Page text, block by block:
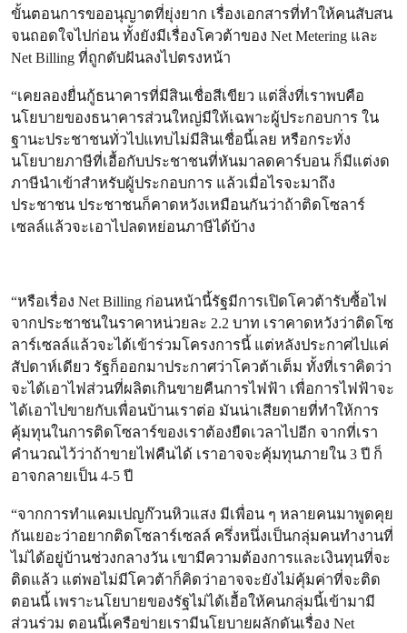
ขั้นตอนการขออนุญาตที่ยุ่งยาก เรื่องเอกสารที่ทำให้คนสับสน
จนถอดใจไปก่อน ทั้งยังมีเรื่องโควต้าของ Net Metering และ
Net Billing ที่ถูกดับฝันลงไปตรงหน้า
“เคยลองยื่นกู้ธนาคารที่มีสินเชื่อสีเขียว แต่สิ่งที่เราพบคือ
นโยบายของธนาคารส่วนใหญ่มีให้เฉพาะผู้ประกอบการ ใน
ฐานะประชาชนทั่วไปแทบไม่มีสินเชื่อนี้เลย หรือกระทั่ง
นโยบายภาษีที่เอื้อกับประชาชนที่หันมาลดคาร์บอน ก็มีแต่งด
ภาษีนำเข้าสำหรับผู้ประกอบการ แล้วเมื่อไรจะมาถึง
ประชาชน ประชาชนก็คาดหวังเหมือนกันว่าถ้าติดโซลาร์
เซลล์แล้วจะเอาไปลดหย่อนภาษีได้บ้าง
“หรือเรื่อง Net Billing ก่อนหน้านี้รัฐมีการเปิดโควต้ารับซื้อไฟ
จากประชาชนในราคาหน่วยละ 2.2 บาท เราคาดหวังว่าติดโซ
ลาร์เซลล์แล้วจะได้เข้าร่วมโครงการนี้ แต่หลังประกาศไปแค่
สัปดาห์เดียว รัฐก็ออกมาประกาศว่าโควต้าเต็ม ทั้งที่เราคิดว่า
จะได้เอาไฟส่วนที่ผลิตเกินขายคืนการไฟฟ้า เพื่อการไฟฟ้าจะ
ได้เอาไปขายกับเพื่อนบ้านเราต่อ มันน่าเสียดายที่ทำให้การ
คุ้มทุนในการติดโซลาร์ของเราต้องยืดเวลาไปอีก จากที่เรา
คำนวณไว้ว่าถ้าขายไฟคืนได้ เราอาจจะคุ้มทุนภายใน 3 ปี ก็
อาจกลายเป็น 4-5 ปี
“จากการทำแคมเปญก๊วนหิวแสง มีเพื่อน ๆ หลายคนมาพูดคุย
กันเยอะว่าอยากติดโซลาร์เซลล์ ครึ่งหนึ่งเป็นกลุ่มคนทำงานที่
ไม่ได้อยู่บ้านช่วงกลางวัน เขามีความต้องการและเงินทุนที่จะ
ติดแล้ว แต่พอไม่มีโควต้าก็คิดว่าอาจจะยังไม่คุ้มค่าที่จะติด
ตอนนี้ เพราะนโยบายของรัฐไม่ได้เอื้อให้คนกลุ่มนี้เข้ามามี
ส่วนร่วม ตอนนี้เครือข่ายเรามีนโยบายผลักดันเรื่อง Net